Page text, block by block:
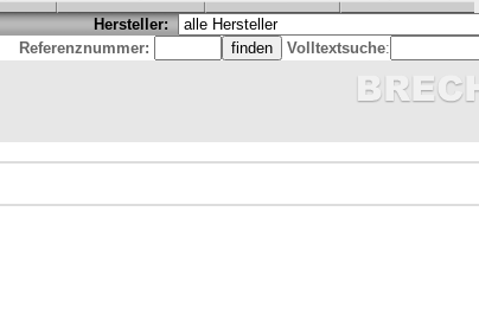
Hersteller:
Referenznummer:
Volltextsuche: